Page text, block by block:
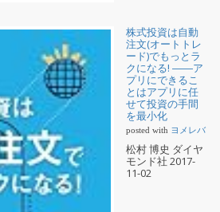
株式投資は自動
注文(オートトレ
ード)でもっとラ
クになる! ――ア
プリにできるこ
とはアプリに任
せて投資の手間
を最小化
posted with ヨメレバ
松村 博史 ダイヤ
モンド社 2017-
11-02